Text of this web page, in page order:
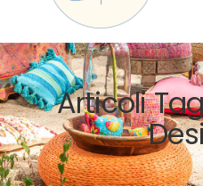
Articoli